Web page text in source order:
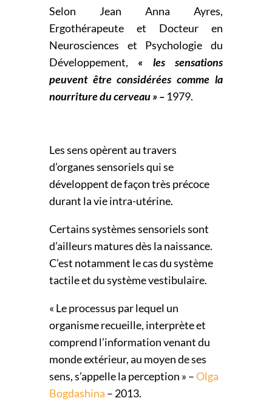
Selon Jean Anna Ayres,
Ergothérapeute et Docteur en
Neurosciences et Psychologie du
Développement, « les sensations
peuvent être considérées comme la
nourriture du cerveau » –1979.
Les sens opèrent au travers
d’organes sensoriels qui se
développent de façon très précoce
durant la vie intra-utérine.
Certains systèmes sensoriels sont
d’ailleurs matures dès la naissance.
C’est notamment le cas du système
tactile et du système vestibulaire.
« Le processus par lequel un
organisme recueille, interprète et
comprend l’information venant du
monde extérieur, au moyen de ses
sens, s’appelle la perception » –Olga
Bogdashina – 2013.